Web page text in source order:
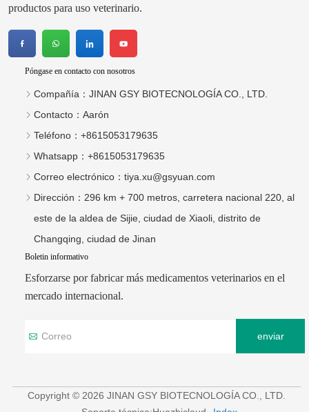
productos para uso veterinario.
Póngase en contacto con nosotros
Compañía： JINAN GSY BIOTECNOLOGÍA CO., LTD.
Contacto： Aarón
Teléfono： +8615053179635
Whatsapp： +8615053179635
Correo electrónico： tiya.xu@gsyuan.com
Dirección： 296 km + 700 metros, carretera nacional 220, al
este de la aldea de Sijie, ciudad de Xiaoli, distrito de
Changqing, ciudad de Jinan
Boletin informativo
Esforzarse por fabricar más medicamentos veterinarios en el
mercado internacional.
enviar
Copyright © 2026 JINAN GSY BIOTECNOLOGÍA CO., LTD.